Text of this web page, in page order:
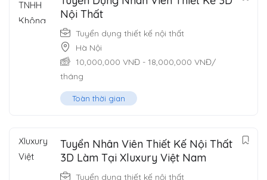
Nội Thất
Tuyển dụng thiết kế nội thất
Hà Nội
10,000,000 VNĐ - 18,000,000 VNĐ/
tháng
Toàn thời gian
Tuyển Nhân Viên Thiết Kế Nội Thất
3D Làm Tại Xluxury Việt Nam
Tuyển dụng thiết kế nội thất